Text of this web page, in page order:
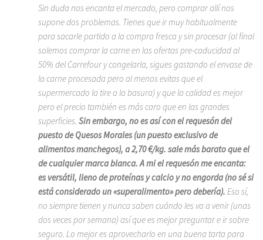
Sin duda nos encanta el mercado, pero comprar allí nos
supone dos problemas. Tienes que ir muy habitualmente
para sacarle partido a la compra fresca y sin procesar (al final
solemos comprar la carne en las ofertas pre-caducidad al
50% del Carrefour y congelarla, sigues gastando el envase de
la carne procesada pero al menos evitas que el
supermercado la tire a la basura) y que la calidad es mejor
pero el precio también es más caro que en las grandes
superficies. Sin embargo, no es así con el requesón del
puesto de Quesos Morales (un puesto exclusivo de
alimentos manchegos), a 2,70 €/kg. sale más barato que el
de cualquier marca blanca. A mi el requesón me encanta:
es versátil, lleno de proteínas y calcio y no engorda (no sé si
está considerado un «superalimento» pero debería). Eso sí,
no siempre tienen y nunca saben cuándo les va a venir (unas
dos veces por semana) así que es mejor preguntar e ir sobre
seguro. Lo mejor es aprovecharlo en una buena tarta para